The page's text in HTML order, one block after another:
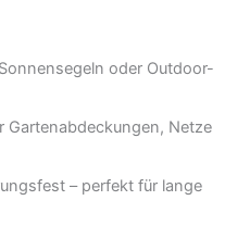
oder Outdoor-
Gartenabdeckungen, Netze
– perfekt für lange